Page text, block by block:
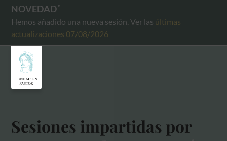
NOVEDAD
Hemos añadido una nueva sesión. Ver las últimas
actualizaciones 07/08/2026
Sesiones impartidas por